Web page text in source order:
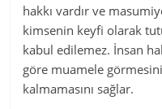
hakkı vardır ve
kimsenin keyfi olarak
kabul edilemez. İnsan
göre muamele
kalmamasını sağlar.